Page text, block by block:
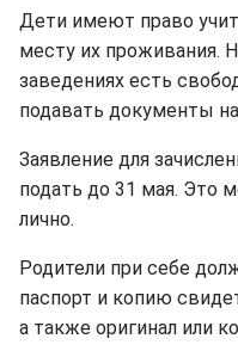
Дети имеют право
месту их проживания.
заведениях есть
подавать документы
Заявление для
подать до 31 мая. Это
лично.
Родители при себе
паспорт и копию
а также оригинал или